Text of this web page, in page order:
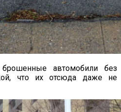
автомобили без
что их отсюда даже не